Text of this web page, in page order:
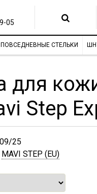
05
ПОВСЕДНЕВНЫЕ СТЕЛЬКИ
для
Step
25
MAVI STEP (EU)